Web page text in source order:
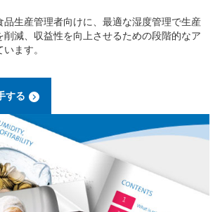
品生産管理者向けに、最適な湿度管理で生産
削減、収益性を向上させるための段階的なア
ます。
する